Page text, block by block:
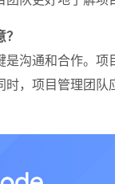
沟通和合作。
时，项目管理团